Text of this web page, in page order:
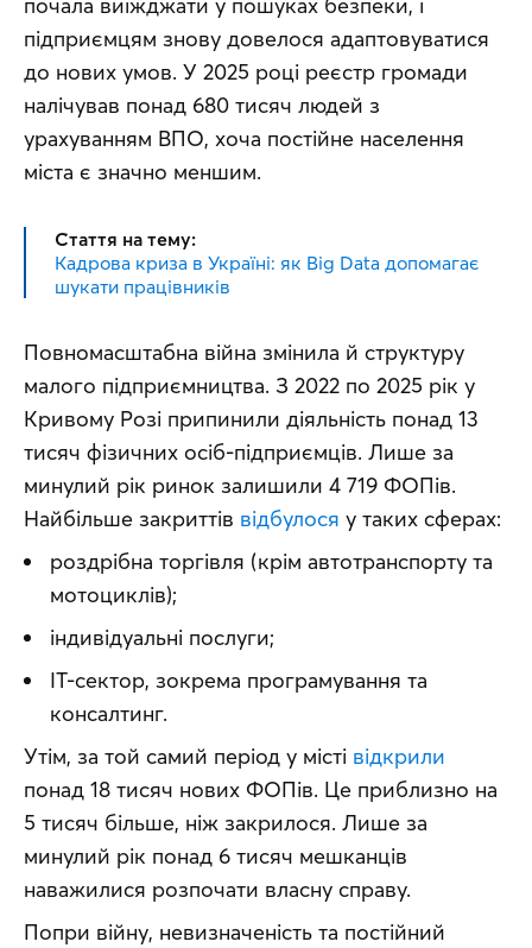
підприємцям знову довелося адаптовуватися
до нових умов. У 2025 році реєстр громади
налічував понад 680 тисяч людей з
урахуванням ВПО, хоча постійне населення
міста є значно меншим.
Стаття на тему:
Кадрова криза в Україні: як Big Data допомагає
шукати працівників
Повномасштабна війна змінила й структуру
малого підприємництва. З 2022 по 2025 рік у
Кривому Розі припинили діяльність понад 13
тисяч фізичних осіб-підприємців. Лише за
минулий рік ринок залишили 4 719 ФОПів.
Найбільше закриттів відбулося у таких сферах:
роздрібна торгівля (крім автотранспорту та
мотоциклів);
індивідуальні послуги;
IT-сектор, зокрема програмування та
консалтинг.
Утім, за той самий період у місті відкрили
понад 18 тисяч нових ФОПів. Це приблизно на
5 тисяч більше, ніж закрилося. Лише за
минулий рік понад 6 тисяч мешканців
наважилися розпочати власну справу.
Попри війну, невизначеність та постійний